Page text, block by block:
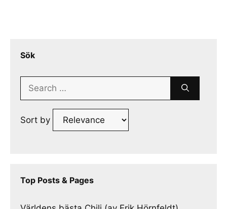
Sök
Search
Sort by
Top Posts & Pages